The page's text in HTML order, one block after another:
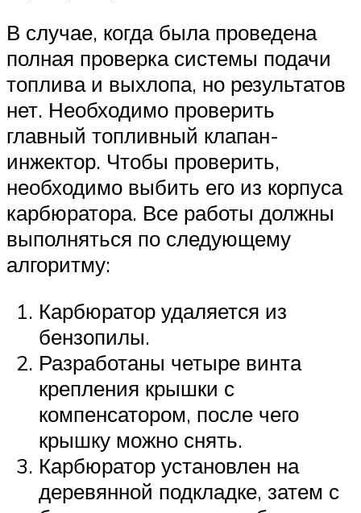
В случае, когда была проведена
полная проверка системы подачи
топлива и выхлопа, но результатов
нет. Необходимо проверить
главный топливный клапан-
инжектор. Чтобы проверить,
необходимо выбить его из корпуса
карбюратора. Все работы должны
выполняться по следующему
алгоритму:
Карбюратор удаляется из
бензопилы.
Разработаны четыре винта
крепления крышки с
компенсатором, после чего
крышку можно снять.
Карбюратор установлен на
деревянной подкладке, затем с